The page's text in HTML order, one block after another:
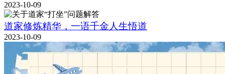
2023-10-09
道家修炼精华，一语千金人生悟道
2023-10-09